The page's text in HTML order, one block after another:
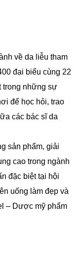
về da liễu tham
đại biểu cùng 22
trong những sự
để học hỏi, trao
các bác sĩ da
sản phẩm, giải
cao trong ngành
đặc biệt tại hội
uống làm đẹp và
– Dược mỹ phẩm